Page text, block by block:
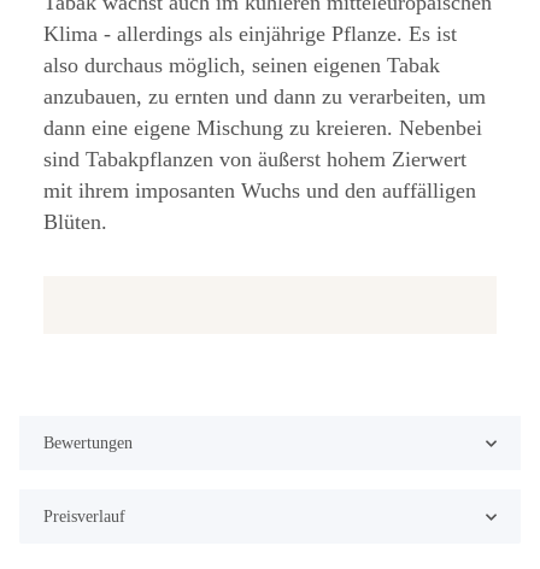
Klima - allerdings als einjährige Pflanze. Es ist
also durchaus möglich, seinen eigenen Tabak
anzubauen, zu ernten und dann zu verarbeiten, um
dann eine eigene Mischung zu kreieren. Nebenbei
sind Tabakpflanzen von äußerst hohem Zierwert
mit ihrem imposanten Wuchs und den auffälligen
Blüten.
Bewertungen
Preisverlauf